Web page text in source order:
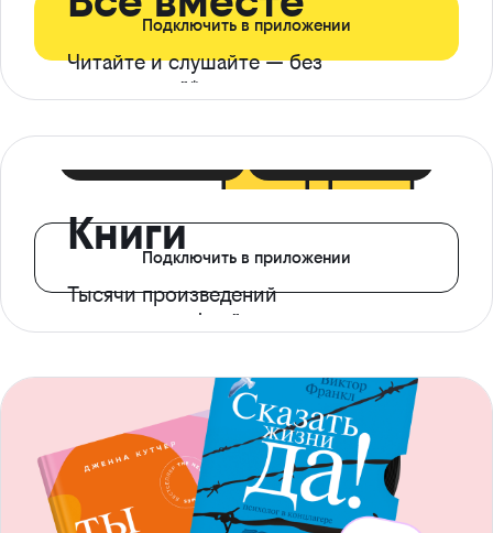
Читайте и слушайте — без
ограничений*
Подключить в приложении
Книги
Тысячи произведений
с доступом офлайн
Подключить в приложении